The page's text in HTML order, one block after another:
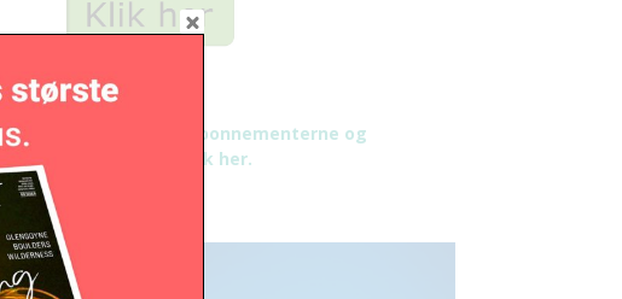
Læs mere om abonnementerne og
betingelser - klik her.